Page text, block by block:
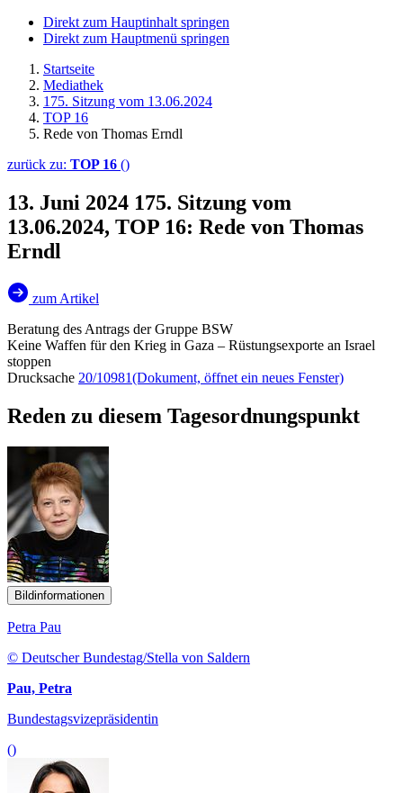
Direkt zum Hauptinhalt springen
Direkt zum Hauptmenü springen
Startseite
Mediathek
175. Sitzung vom 13.06.2024
TOP 16
Rede von Thomas Erndl
zurück zu: TOP 16 ()
13. Juni 2024 175. Sitzung vom
13.06.2024, TOP 16: Rede von Thomas
Erndl
zum Artikel
Beratung des Antrags der Gruppe BSW
Keine Waffen für den Krieg in Gaza – Rüstungsexporte an Israel
stoppen
Drucksache 20/10981(Dokument, öffnet ein neues Fenster)
Reden zu diesem Tagesordnungspunkt
Bildinformationen
Petra Pau
© Deutscher Bundestag/Stella von Saldern
Pau, Petra
Bundestagsvizepräsidentin
()